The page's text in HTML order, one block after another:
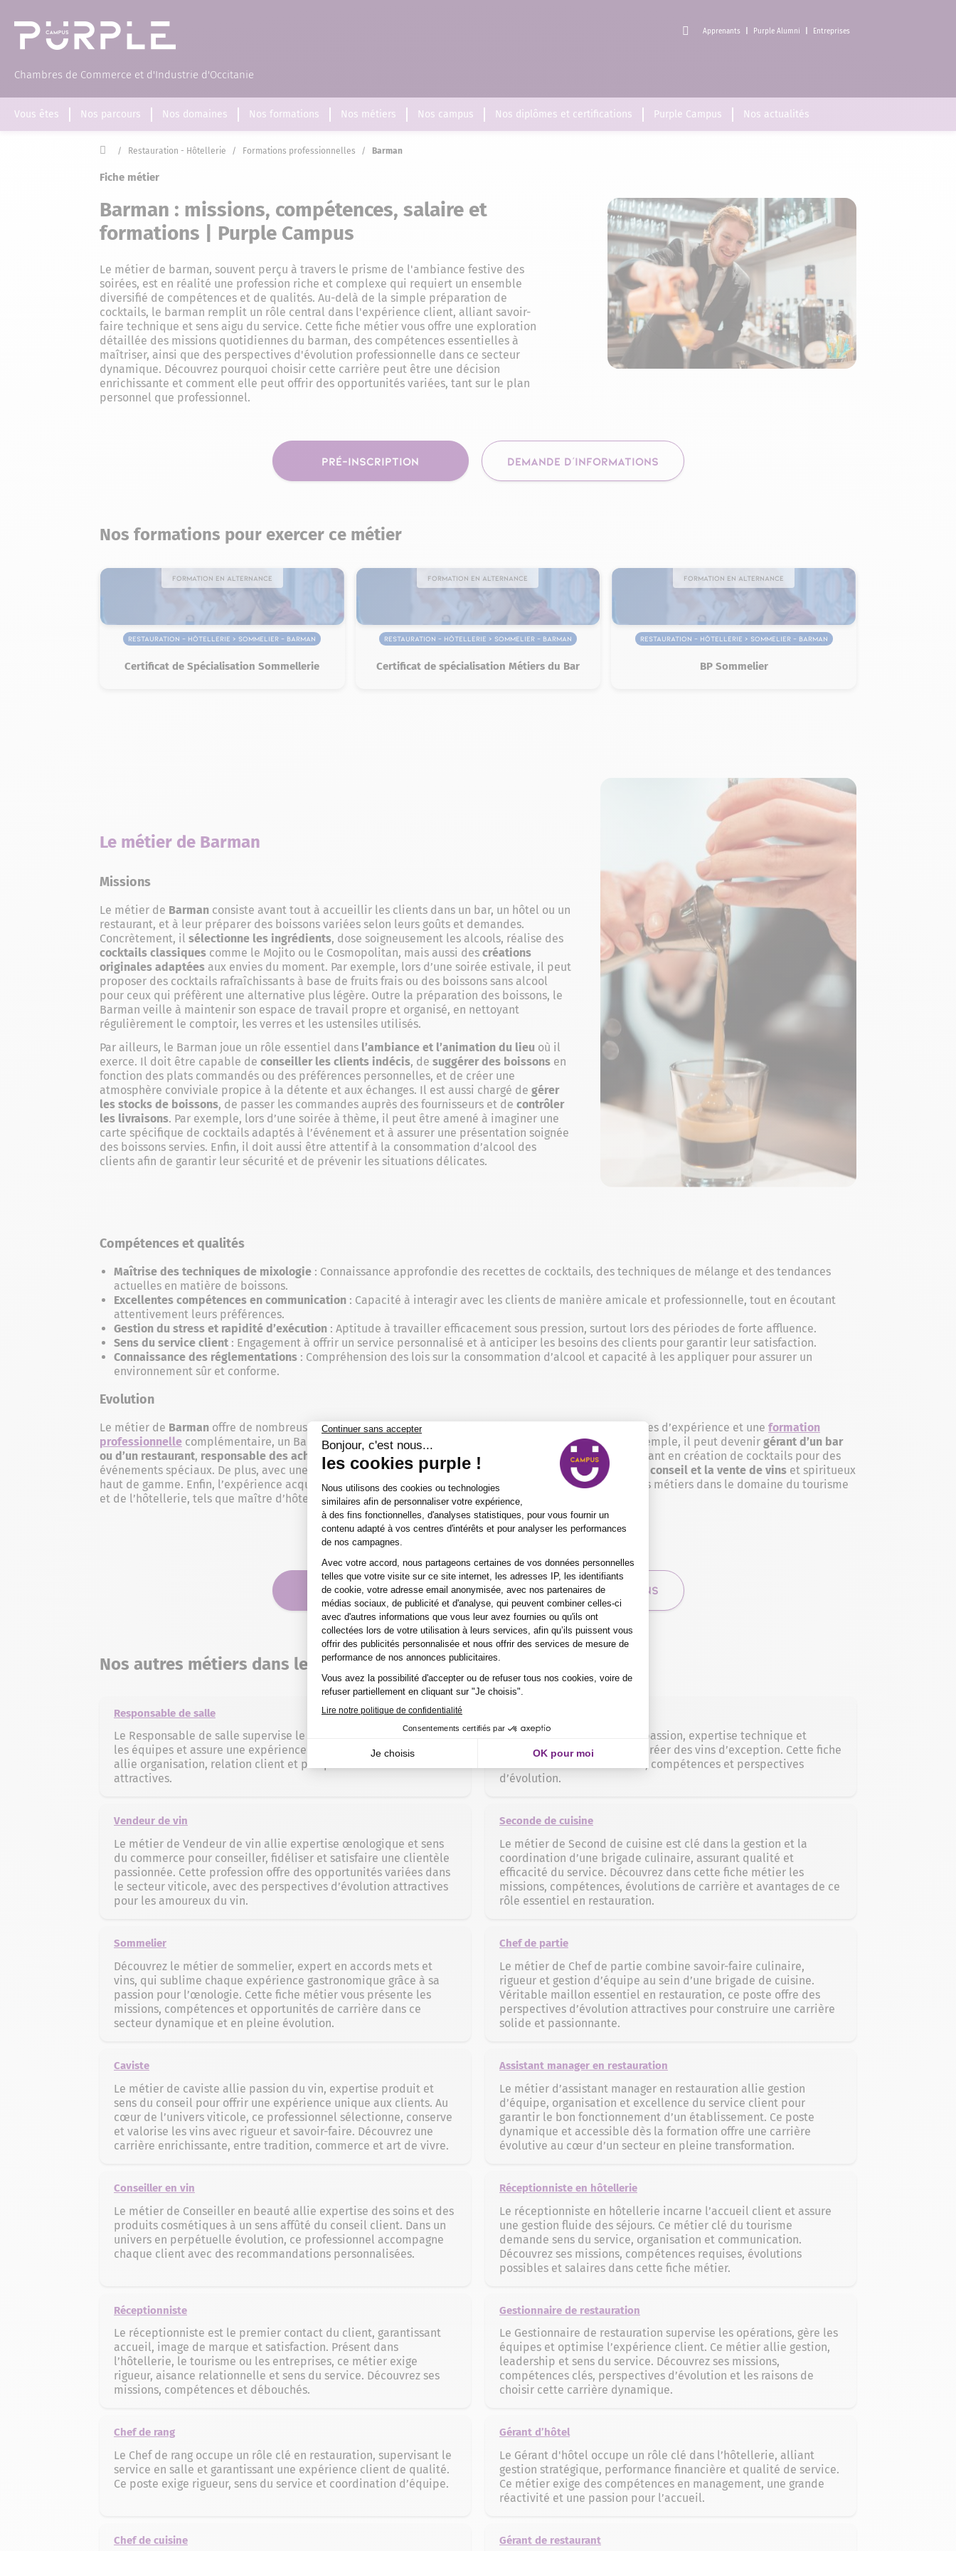
Chambres de Commerce et d'Industrie d'Occitanie
Apprenants Purple Alumni Entreprises
Vous êtes Nos parcours Nos domaines Nos formations Nos métiers Nos campus Nos diplômes et certifications Purple Campus Nos actualités
Accueil
/ Restauration - Hôtellerie / Formations professionnelles / Barman
Fiche métier
Barman : missions, compétences, salaire et
formations | Purple Campus
Le métier de barman, souvent perçu à travers le prisme de l'ambiance festive des
soirées, est en réalité une profession riche et complexe qui requiert un ensemble
diversifié de compétences et de qualités. Au-delà de la simple préparation de
cocktails, le barman remplit un rôle central dans l'expérience client, alliant savoir-
faire technique et sens aigu du service. Cette fiche métier vous offre une exploration
détaillée des missions quotidiennes du barman, des compétences essentielles à
maîtriser, ainsi que des perspectives d'évolution professionnelle dans ce secteur
dynamique. Découvrez pourquoi choisir cette carrière peut être une décision
enrichissante et comment elle peut offrir des opportunités variées, tant sur le plan
personnel que professionnel.
PRÉ-INSCRIPTION DEMANDE D'INFORMATIONS
Nos formations pour exercer ce métier
Formation en alternance
Restauration – Hôtellerie > Sommelier – Barman
Certificat de Spécialisation Sommellerie
Formation en alternance
Restauration – Hôtellerie > Sommelier – Barman
Certificat de spécialisation Métiers du Bar
Formation en alternance
Restauration – Hôtellerie > Sommelier – Barman
BP Sommelier
Le métier de Barman
Missions
Le métier de Barman consiste avant tout à accueillir les clients dans un bar, un hôtel ou un
restaurant, et à leur préparer des boissons variées selon leurs goûts et demandes.
Concrètement, il sélectionne les ingrédients, dose soigneusement les alcools, réalise des
cocktails classiques comme le Mojito ou le Cosmopolitan, mais aussi des créations
originales adaptées aux envies du moment. Par exemple, lors d’une soirée estivale, il peut
proposer des cocktails rafraîchissants à base de fruits frais ou des boissons sans alcool
pour ceux qui préfèrent une alternative plus légère. Outre la préparation des boissons, le
Barman veille à maintenir son espace de travail propre et organisé, en nettoyant
régulièrement le comptoir, les verres et les ustensiles utilisés.
Par ailleurs, le Barman joue un rôle essentiel dans l’ambiance et l’animation du lieu où il
exerce. Il doit être capable de conseiller les clients indécis, de suggérer des boissons en
fonction des plats commandés ou des préférences personnelles, et de créer une
atmosphère conviviale propice à la détente et aux échanges. Il est aussi chargé de gérer
les stocks de boissons, de passer les commandes auprès des fournisseurs et de contrôler
les livraisons. Par exemple, lors d’une soirée à thème, il peut être amené à imaginer une
carte spécifique de cocktails adaptés à l’événement et à assurer une présentation soignée
des boissons servies. Enfin, il doit aussi être attentif à la consommation d’alcool des
clients afin de garantir leur sécurité et de prévenir les situations délicates.
Compétences et qualités
Maîtrise des techniques de mixologie : Connaissance approfondie des recettes de cocktails, des techniques de mélange et des tendances
actuelles en matière de boissons.
Excellentes compétences en communication : Capacité à interagir avec les clients de manière amicale et professionnelle, tout en écoutant
attentivement leurs préférences.
Gestion du stress et rapidité d’exécution : Aptitude à travailler efficacement sous pression, surtout lors des périodes de forte affluence.
Sens du service client : Engagement à offrir un service personnalisé et à anticiper les besoins des clients pour garantir leur satisfaction.
Connaissance des réglementations : Compréhension des lois sur la consommation d’alcool et capacité à les appliquer pour assurer un
environnement sûr et conforme.
Evolution
Le métier de Barman offre de nombreuses perspectives d’évolution professionnelle. Après plusieurs années d’expérience et une formation
professionnelle complémentaire, un Barman peut aspirer à des postes de gestion ou de direction. Par exemple, il peut devenir gérant d’un bar
ou d’un restaurant, responsable des achats de boissonspour un établissement hôtelier ou même consultant en création de cocktails pour des
événements spéciaux. De plus, avec une formation ensommellerie , le barman peut se spécialiser dans le conseil et la vente de vins et spiritueux
haut de gamme. Enfin, l’expérience acquise en tant que barman peut également être un tremplin vers des métiers dans le domaine du tourisme
et de l’hôtellerie, tels que maître d’hôtel ou directeur d’hôtel.
PRÉ-INSCRIPTION DEMANDE D'INFORMATIONS
Nos autres métiers dans le domaine qui pourraient vous plaire
Responsable de salle
Le Responsable de salle supervise le service en restauration, gère
les équipes et assure une expérience client optimale. Ce métier
allie organisation, relation client et perspectives d’évolution
attractives.
Le métier d’œnologue allie passion, expertise technique et
sensibilité sensorielle pour créer des vins d’exception. Cette fiche
métier détaille ses missions, compétences et perspectives
d’évolution.
Vendeur de vin
Le métier de Vendeur de vin allie expertise œnologique et sens
du commerce pour conseiller, fidéliser et satisfaire une clientèle
passionnée. Cette profession offre des opportunités variées dans
le secteur viticole, avec des perspectives d’évolution attractives
pour les amoureux du vin.
Seconde de cuisine
Le métier de Second de cuisine est clé dans la gestion et la
coordination d’une brigade culinaire, assurant qualité et
efficacité du service. Découvrez dans cette fiche métier les
missions, compétences, évolutions de carrière et avantages de ce
rôle essentiel en restauration.
Sommelier
Découvrez le métier de sommelier, expert en accords mets et
vins, qui sublime chaque expérience gastronomique grâce à sa
passion pour l’œnologie. Cette fiche métier vous présente les
missions, compétences et opportunités de carrière dans ce
secteur dynamique et en pleine évolution.
Chef de partie
Le métier de Chef de partie combine savoir-faire culinaire,
rigueur et gestion d’équipe au sein d’une brigade de cuisine.
Véritable maillon essentiel en restauration, ce poste offre des
perspectives d’évolution attractives pour construire une carrière
solide et passionnante.
Caviste
Le métier de caviste allie passion du vin, expertise produit et
sens du conseil pour offrir une expérience unique aux clients. Au
cœur de l’univers viticole, ce professionnel sélectionne, conserve
et valorise les vins avec rigueur et savoir-faire. Découvrez une
carrière enrichissante, entre tradition, commerce et art de vivre.
Assistant manager en restauration
Le métier d’assistant manager en restauration allie gestion
d’équipe, organisation et excellence du service client pour
garantir le bon fonctionnement d’un établissement. Ce poste
dynamique et accessible dès la formation offre une carrière
évolutive au cœur d’un secteur en pleine transformation.
Conseiller en vin
Le métier de Conseiller en beauté allie expertise des soins et des
produits cosmétiques à un sens affûté du conseil client. Dans un
univers en perpétuelle évolution, ce professionnel accompagne
chaque client avec des recommandations personnalisées.
Réceptionniste en hôtellerie
Le réceptionniste en hôtellerie incarne l’accueil client et assure
une gestion fluide des séjours. Ce métier clé du tourisme
demande sens du service, organisation et communication.
Découvrez ses missions, compétences requises, évolutions
possibles et salaires dans cette fiche métier.
Réceptionniste
Le réceptionniste est le premier contact du client, garantissant
accueil, image de marque et satisfaction. Présent dans
l’hôtellerie, le tourisme ou les entreprises, ce métier exige
rigueur, aisance relationnelle et sens du service. Découvrez ses
missions, compétences et débouchés.
Gestionnaire de restauration
Le Gestionnaire de restauration supervise les opérations, gère les
équipes et optimise l’expérience client. Ce métier allie gestion,
leadership et sens du service. Découvrez ses missions,
compétences clés, perspectives d’évolution et les raisons de
choisir cette carrière dynamique.
Chef de rang
Le Chef de rang occupe un rôle clé en restauration, supervisant le
service en salle et garantissant une expérience client de qualité.
Ce poste exige rigueur, sens du service et coordination d’équipe.
Gérant d’hôtel
Le Gérant d'hôtel occupe un rôle clé dans l’hôtellerie, alliant
gestion stratégique, performance financière et qualité de service.
Ce métier exige des compétences en management, une grande
réactivité et une passion pour l’accueil.
Chef de cuisine Gérant de restaurant